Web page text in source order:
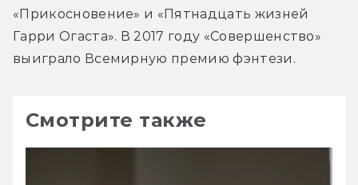
«Прикосновение» и «Пятнадцать жизней
Гарри Огаста». В 2017 году «Совершенство»
выиграло Всемирную премию фэнтези.
Смотрите также